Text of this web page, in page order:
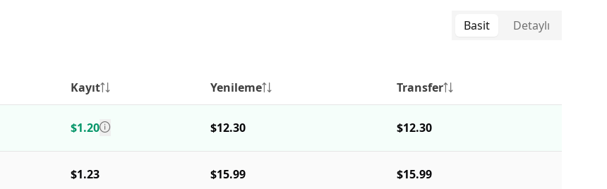
Basit Detaylı
Kayıt Yenileme Transfer
$1.20 $12.30 $12.30
$1.23 $15.99 $15.99